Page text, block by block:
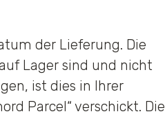
der Lieferung. Die
Lager sind und nicht
ist dies in Ihrer
Parcel“ verschickt. Die